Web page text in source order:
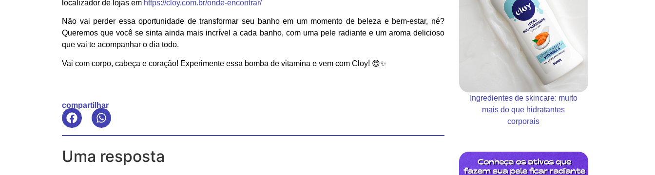
localizador de lojas em https://cloy.com.br/onde-encontrar/
Não vai perder essa oportunidade de transformar seu banho em um momento de beleza e bem-estar, né?
Queremos que você se sinta ainda mais incrível a cada banho, com uma pele radiante e um aroma delicioso
que vai te acompanhar o dia todo.
Vai com corpo, cabeça e coração! Experimente essa bomba de vitamina e vem com Cloy! 😍✨
compartilhar
Uma resposta
Ingredientes de skincare: muito
mais do que hidratantes
corporais